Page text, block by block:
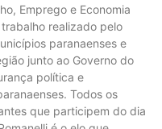
Emprego e Economia
realizado pelo
paranaenses e
junto ao Governo do
política e
Todos os
que participem do dia